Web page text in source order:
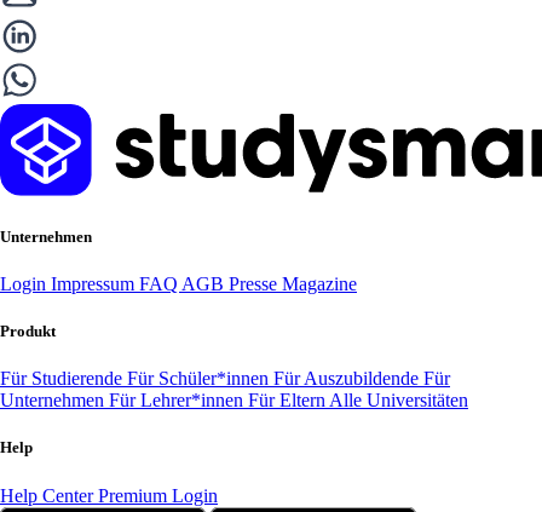
Unternehmen
Login Impressum FAQ AGB Presse Magazine
Produkt
Für Studierende Für Schüler*innen Für Auszubildende Für
Unternehmen Für Lehrer*innen Für Eltern Alle Universitäten
Help
Help CenterPremium Login